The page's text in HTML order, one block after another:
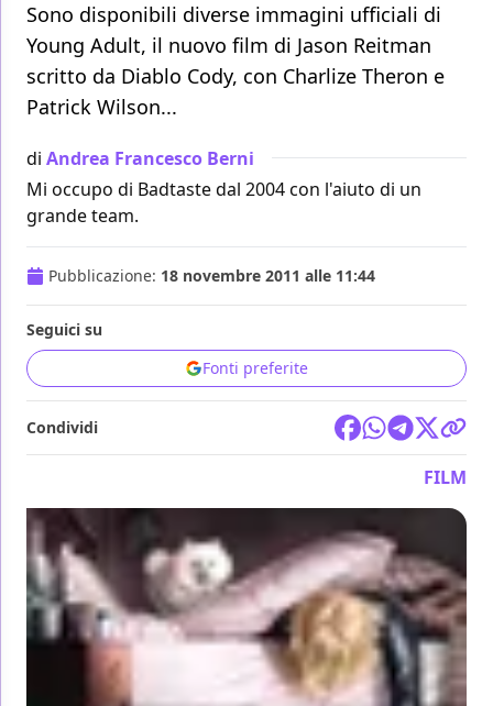
Sono disponibili diverse immagini ufficiali di
Young Adult, il nuovo film di Jason Reitman
scritto da Diablo Cody, con Charlize Theron e
Patrick Wilson...
di Andrea Francesco Berni
Mi occupo di Badtaste dal 2004 con l'aiuto di un
grande team.
Pubblicazione: 18 novembre 2011 alle 11:44
Seguici su
Fonti preferite
Condividi
FILM